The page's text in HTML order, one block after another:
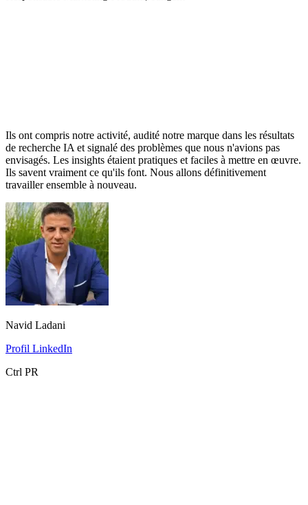
Ils ont compris notre activité, audité notre marque dans les résultats
de recherche IA et signalé des problèmes que nous n'avions pas
envisagés. Les insights étaient pratiques et faciles à mettre en œuvre.
Ils savent vraiment ce qu'ils font. Nous allons définitivement
travailler ensemble à nouveau.
Navid Ladani
Profil LinkedIn
Ctrl PR